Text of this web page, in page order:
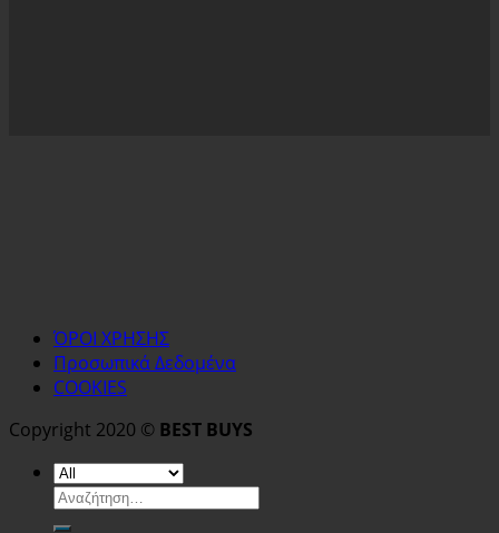
ΌΡΟΙ ΧΡΗΣΗΣ
Προσωπικά Δεδομένα
COOKIES
Copyright 2020 © BEST BUYS
Αναζήτηση
για: